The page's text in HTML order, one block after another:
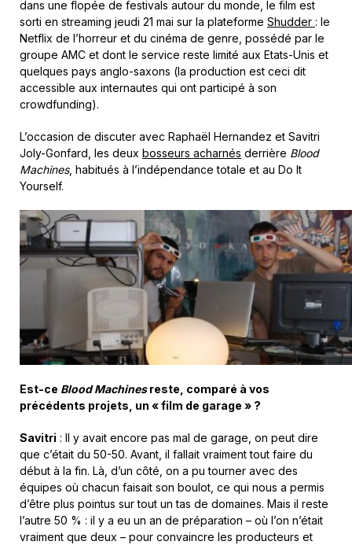
dans une flopée de festivals autour du monde, le film est
sorti en streaming jeudi 21 mai sur la plateforme Shudder : le
Netflix de l’horreur et du cinéma de genre, possédé par le
groupe AMC et dont le service reste limité aux Etats-Unis et
quelques pays anglo-saxons (la production est ceci dit
accessible aux internautes qui ont participé à son
crowdfunding).
L’occasion de discuter avec Raphaël Hernandez et Savitri
Joly-Gonfard, les deux bosseurs acharnés derrière Blood
Machines, habitués à l’indépendance totale et au Do It
Yourself.
Est-ce Blood Machinesreste, comparé à vos
précédents projets, un « film de garage » ?
Savitri : Il y avait encore pas mal de garage, on peut dire
que c’était du 50-50. Avant, il fallait vraiment tout faire du
début à la fin. Là, d’un côté, on a pu tourner avec des
équipes où chacun faisait son boulot, ce qui nous a permis
d’être plus pointus sur tout un tas de domaines. Mais il reste
l’autre 50 % : il y a eu un an de préparation – où l’on n’était
vraiment que deux – pour convaincre les producteurs et